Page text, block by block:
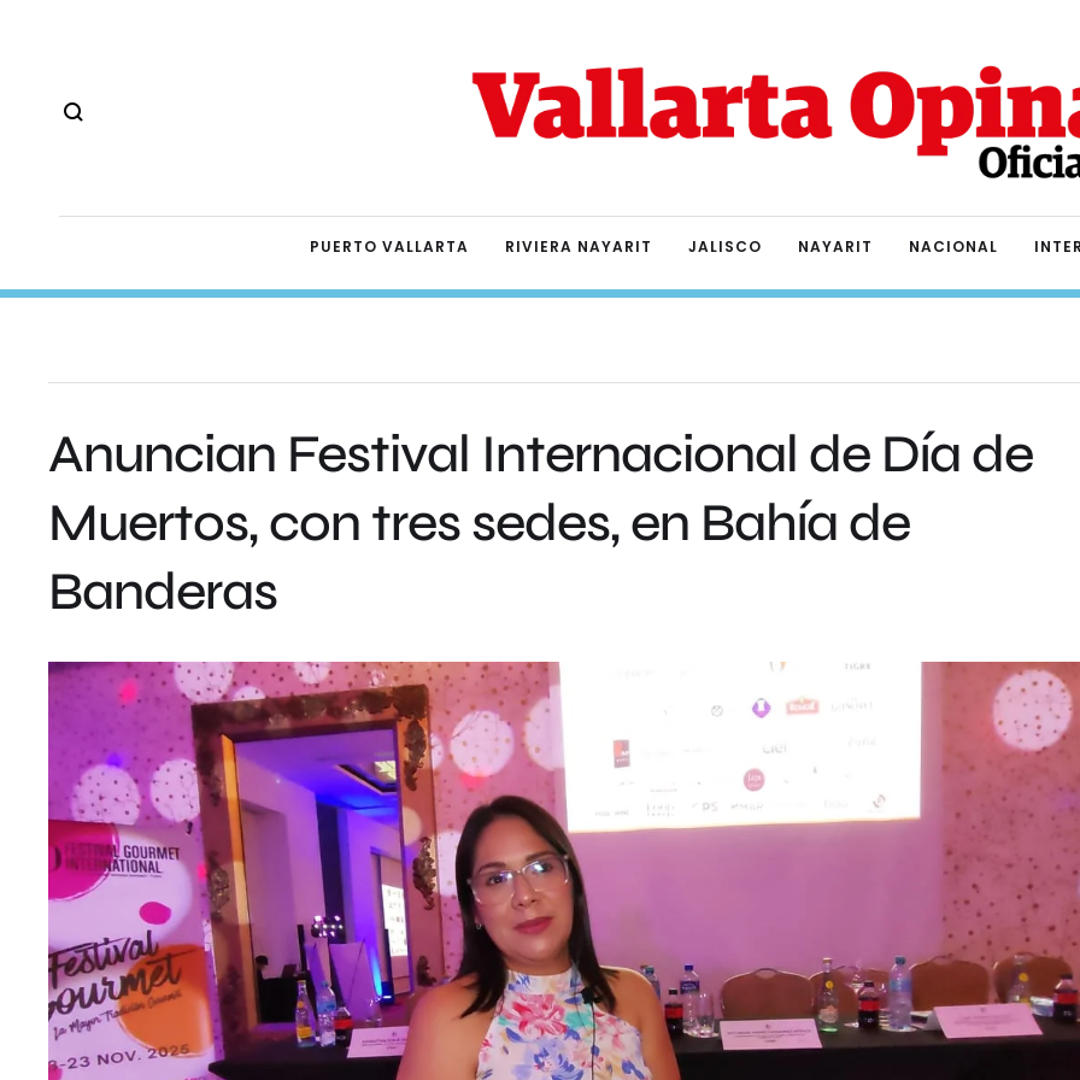
PUERTO VALLARTA RIVIERA NAYARIT JALISCO NAYARIT NACIONAL
Anuncian Festival Internacional de Día de
Muertos, con tres sedes, en Bahía de
Banderas